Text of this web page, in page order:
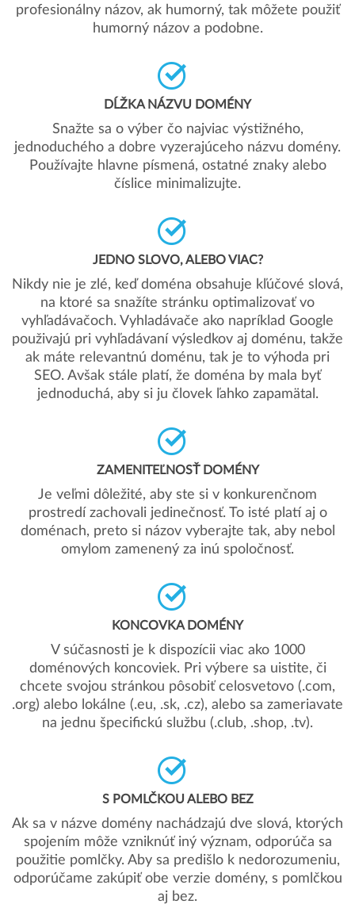
profesionálny názov, ak humorný, tak môžete použiť
humorný názov a podobne.
DĹŽKA NÁZVU DOMÉNY
Snažte sa o výber čo najviac výstižného,
jednoduchého a dobre vyzerajúceho názvu domény.
Používajte hlavne písmená, ostatné znaky alebo
číslice minimalizujte.
JEDNO SLOVO, ALEBO VIAC?
Nikdy nie je zlé, keď doména obsahuje kľúčové slová,
na ktoré sa snažíte stránku optimalizovať vo
vyhľadávačoch. Vyhladávače ako napríklad Google
použivajú pri vyhľadávaní výsledkov aj doménu, takže
ak máte relevantnú doménu, tak je to výhoda pri
SEO. Avšak stále platí, že doména by mala byť
jednoduchá, aby si ju človek ľahko zapamätal.
ZAMENITEĽNOSŤ DOMÉNY
Je veľmi dôležité, aby ste si v konkurenčnom
prostredí zachovali jedinečnosť. To isté platí aj o
doménach, preto si názov vyberajte tak, aby nebol
omylom zamenený za inú spoločnosť.
KONCOVKA DOMÉNY
V súčasnosti je k dispozícii viac ako 1000
doménových koncoviek. Pri výbere sa uistite, či
chcete svojou stránkou pôsobiť celosvetovo (.com,
.org) alebo lokálne (.eu, .sk, .cz), alebo sa zameriavate
na jednu špecifickú službu (.club, .shop, .tv).
S POMLČKOU ALEBO BEZ
Ak sa v názve domény nachádzajú dve slová, ktorých
spojením môže vzniknúť iný význam, odporúča sa
použitie pomlčky. Aby sa predišlo k nedorozumeniu,
odporúčame zakúpiť obe verzie domény, s pomlčkou
aj bez.